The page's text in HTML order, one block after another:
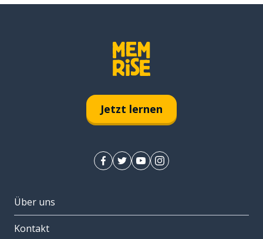
Jetzt lernen
Über uns
Kontakt